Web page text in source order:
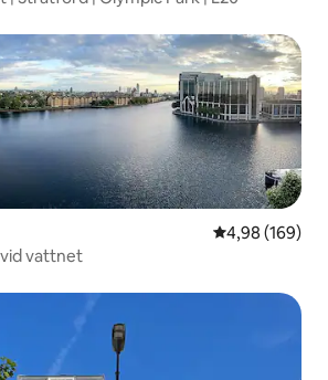
4,98 av 5 i
4,98 (169)
vattnet